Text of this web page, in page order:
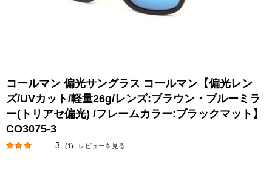
コールマン 偏光サングラス コールマン【偏光レン
ズ/UVカット/軽量26g/レンズ:ブラウン・ブルーミラ
ー(トリアセ偏光) /フレームカラー:ブラックマット】
CO3075-3
3 (1) レビューを見る